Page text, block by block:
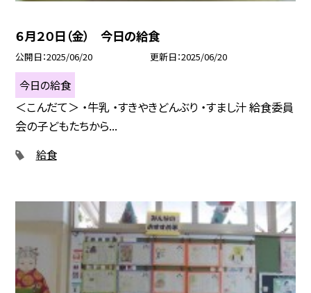
６月２０日（金） 今日の給食
公開日 2025/06/20 更新日 2025/06/20
今日の給食
＜こんだて＞ ・牛乳 ・すきやきどんぶり ・すまし汁 給食委員
会の子どもたちから...
給食